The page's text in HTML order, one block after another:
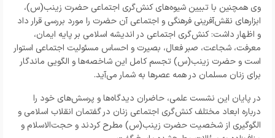
وی همچنین با تبیین شیوه‌های کنش‌گری اجتماعی حضرت زینب(س)،
ابزارهای نقش‌آفرینی فرهنگی و اجتماعی آن حضرت را مورد بررسی قرار داد
و اظهار داشت: کنش‌گری اجتماعی در اندیشه اسلامی بر پایه ایمان،
معرفت، شجاعت، صبر فعال، بصیرت و احساس مسئولیت اجتماعی استوار
است و حضرت زینب(س) تجسم کامل این شاخصه‌ها و الگویی ماندگار
برای زنان مسلمان در همه عصرها به شمار می‌آید.
در پایان این نشست علمی، حاضران دیدگاه‌ها و پرسش‌های خود را
درباره ابعاد مختلف کنش‌گری اجتماعی زنان در گفتمان انقلاب اسلامی و
الگوگیری از شخصیت حضرت زینب(س) مطرح کردند و حجت‌الاسلام و